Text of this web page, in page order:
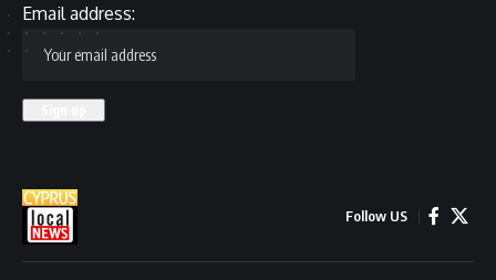
Email address:
Follow US